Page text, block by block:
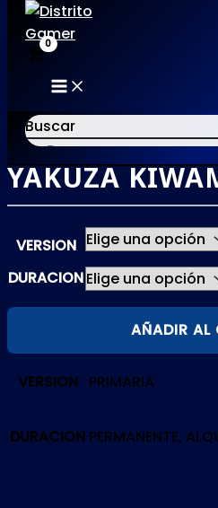
al
contenido
MAIN
MENU
Buscar
×
YAKUZA
VERSION
DURACION
YAKUZA
PS4
AÑADIR AL
VERSION PRIMARIA
DURACION PERMANENTE,